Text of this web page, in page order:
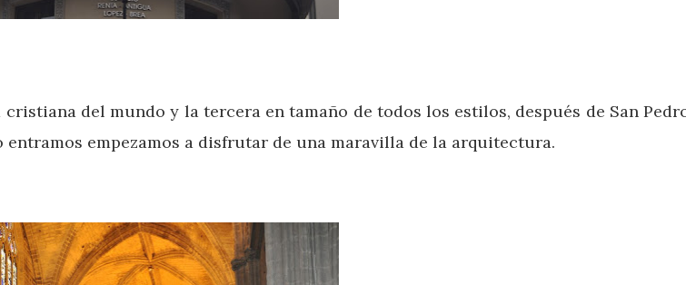
del mundo y la tercera en tamaño de todos los estilos, después de San
empezamos a disfrutar de una maravilla de la arquitectura.